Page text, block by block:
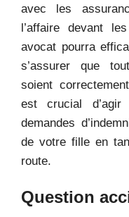
avec les
l’affaire devant
avocat pourra
s’assurer que
soient
est crucial d’agir
demandes
de votre fille en
route.
Question